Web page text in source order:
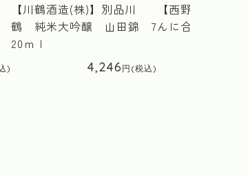
【川鶴酒造(株)】別品川
鶴 純米大吟醸 山田錦 7
20ｍｌ
4,246
【西野金陵(株)
んに合う酒 純